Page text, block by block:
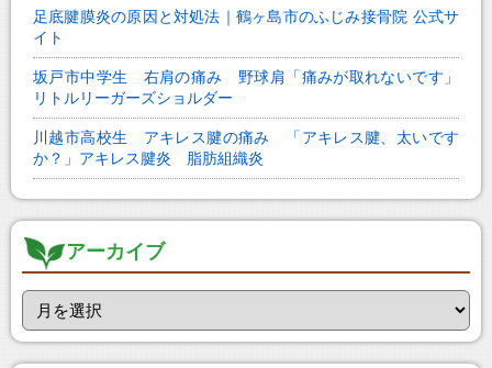
足底腱膜炎の原因と対処法｜鶴ヶ島市のふじみ接骨院 公式サ
イト
坂戸市中学生 右肩の痛み 野球肩「痛みが取れないです」
リトルリーガーズショルダー
川越市高校生 アキレス腱の痛み 「アキレス腱、太いです
か？」アキレス腱炎 脂肪組織炎
アーカイブ